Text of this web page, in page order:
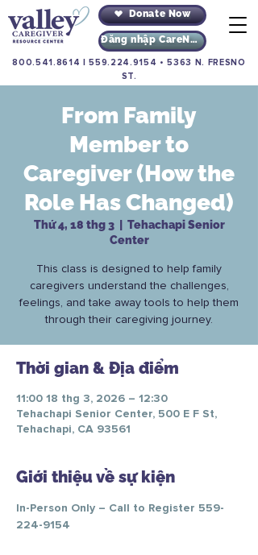
Donate Now
Đăng nhập CareNav
800.541.8614 |559.224.9154 •5363 N. FRESNO
ST.
From Family
Member to
Caregiver (How the
Role Has Changed)
Thứ 4, 18 thg 3
  |
Tehachapi Senior
Center
This class is designed to help family
caregivers understand the challenges,
feelings, and take away tools to help them
through their caregiving journey.
Thời gian & Địa điểm
11:00 18 thg 3, 2026 – 12:30
Tehachapi Senior Center, 500 E F St,
Tehachapi, CA 93561
Giới thiệu về sự kiện
In-Person Only – Call to Register 559-
224-9154